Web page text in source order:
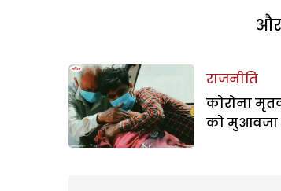
राजनीति
कोरोना
को मुआवजा